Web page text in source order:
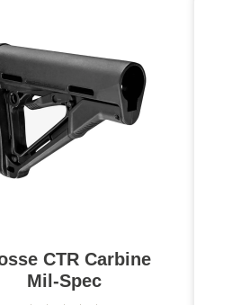
CTR Carbine
Mil-Spec